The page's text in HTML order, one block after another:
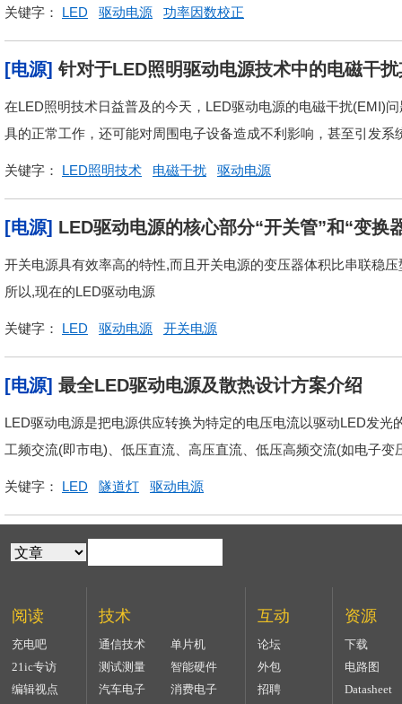
关键字： LED 驱动电源 功率因数校正
[电源] 针对于LED照明驱动电源技术中的电磁干
在LED照明技术日益普及的今天，LED驱动电源的电磁干扰(EMI)
具的正常工作，还可能对周围电子设备造成不利影响，甚至引发
关键字： LED照明技术 电磁干扰 驱动电源
[电源] LED驱动电源的核心部分“开关管”和“变换
开关电源具有效率高的特性,而且开关电源的变压器体积比串联稳
所以,现在的LED驱动电源
关键字： LED 驱动电源 开关电源
[电源] 最全LED驱动电源及散热设计方案介绍
LED驱动电源是把电源供应转换为特定的电压电流以驱动LED发
工频交流(即市电)、低压直流、高压直流、低压高频交流(如电子变
关键字： LED 隧道灯 驱动电源
阅读
充电吧
21ic专访
编辑视点
技术
通信技术
单片机
测试测量
智能硬件
汽车电子
消费电子
互动
论坛
外包
招聘
资源
下载
电路图
Datasheet